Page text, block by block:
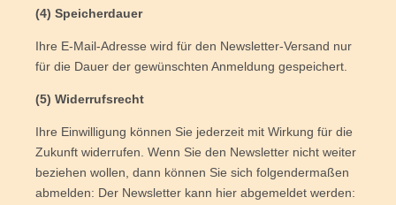
(4) Spei­cher­dau­er
Ihre E‑Mail-Adres­se wird für den News­let­ter-Ver­sand nur
für die Dau­er der gewünsch­ten Anmel­dung gespeichert.
(5) Wider­rufs­recht
Ihre Ein­wil­li­gung kön­nen Sie jeder­zeit mit Wir­kung für die
Zukunft wider­ru­fen. Wenn Sie den News­let­ter nicht wei­ter
bezie­hen wol­len, dann kön­nen Sie sich fol­gen­der­ma­ßen
abmel­den: Der News­let­ter kann hier abge­mel­det wer­den: